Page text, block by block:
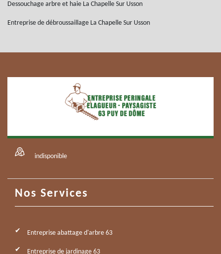
Dessouchage arbre et haie La Chapelle Sur Usson
Entreprise de débroussaillage La Chapelle Sur Usson
indisponible
Nos Services
Entreprise abattage d'arbre 63
Entreprise de jardinage 63